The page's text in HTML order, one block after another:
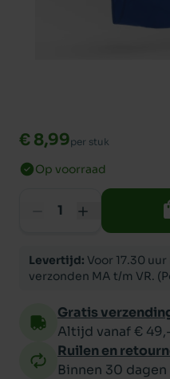
€ 8,99per stuk
Op voorraad
Levertijd: Voor 17.30
verzonden MA t/m VR.
Gratis
Altijd vanaf €
Ruilen en
Binnen 30 dagen